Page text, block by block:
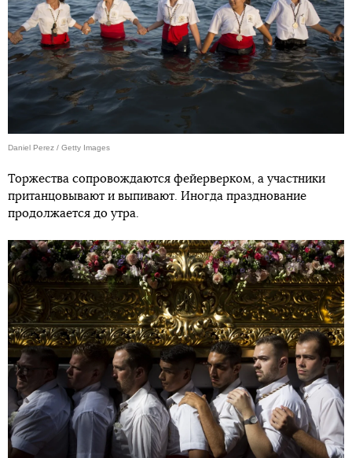
Daniel Perez / Getty Images
Торжества сопровождаются фейерверком, а участники
пританцовывают и выпивают. Иногда празднование
продолжается до утра.